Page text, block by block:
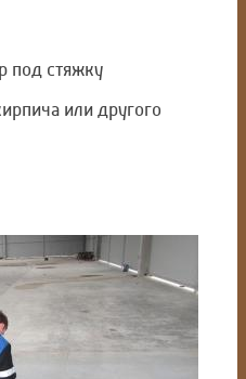
под стяжку
или другого